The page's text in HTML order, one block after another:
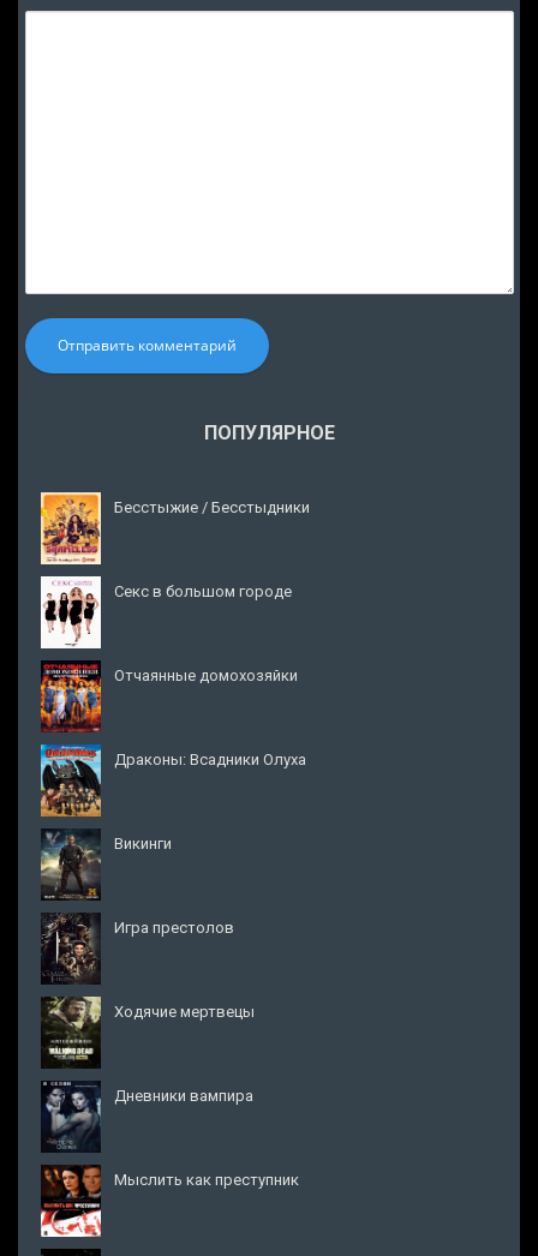
Отправить комментарий
ПОПУЛЯРНОЕ
Бесстыжие / Бесстыдники
Секс в большом городе
Отчаянные домохозяйки
Драконы: Всадники Олуха
Викинги
Игра престолов
Ходячие мертвецы
Дневники вампира
Мыслить как преступник